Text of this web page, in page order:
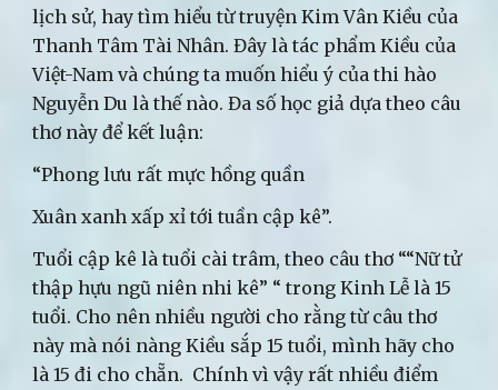
lịch sử, hay tìm hiểu từ truyện Kim Vân Kiều của
Thanh Tâm Tài Nhân. Đây là tác phẩm Kiều của
Việt-Nam và chúng ta muốn hiểu ý của thi hào
Nguyễn Du là thế nào. Đa số học giả dựa theo câu
thơ này để kết luận:
“Phong lưu rất mực hồng quần
Xuân xanh xấp xỉ tới tuần cập kê”.
Tuổi cập kê là tuổi cài trâm, theo câu thơ ““Nữ tử
thập hựu ngũ niên nhi kê” “ trong Kinh Lễ là 15
tuổi. Cho nên nhiều người cho rằng từ câu thơ
này mà nói nàng Kiều sắp 15 tuổi, mình hãy cho
là 15 đi cho chẵn. Chính vì vậy rất nhiều điểm